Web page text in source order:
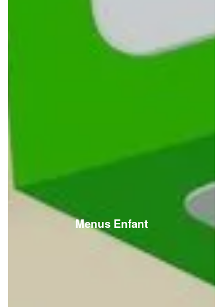
Menus Enfant